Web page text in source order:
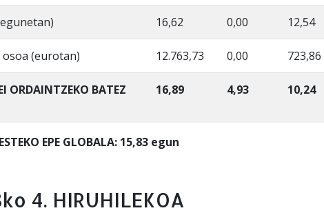
16,62 0,00 12,54
(eurotan) 12.763,73 0,00 723,86
ORDAINTZEKO BATEZ
16,89 4,93 10,24
EPE GLOBALA: 15,83 egun
4. HIRUHILEKOA